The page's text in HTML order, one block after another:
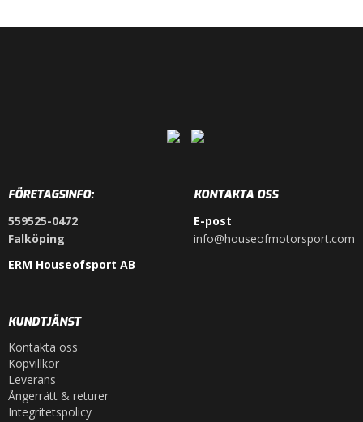
FÖRETAGSINFO:
559525-0472
Falköping
ERM Houseofsport AB
KONTAKTA OSS
E-post
info@houseofmotorsport.com
KUNDTJÄNST
Kontakta oss
Köpvillkor
Leverans
Ångerrätt & returer
Integritetspolicy